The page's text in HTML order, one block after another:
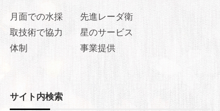
月面での水採
取技術で協力
体制
先進レーダ衛
星のサービス
事業提供
サイト内検索